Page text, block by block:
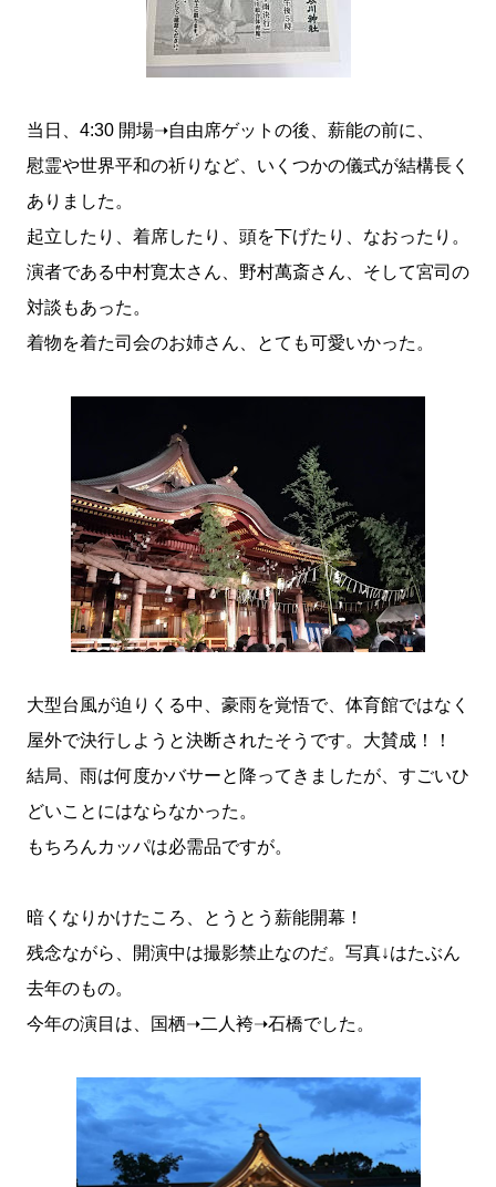
当日、4:30 開場➝自由席ゲットの後、薪能の前に、
慰霊や世界平和の祈りなど、いくつかの儀式が結構長く
ありました。
起立したり、着席したり、頭を下げたり、なおったり。
演者である中村寛太さん、野村萬斎さん、そして宮司の
対談もあった。
着物を着た司会のお姉さん、とても可愛いかった。
大型台風が迫りくる中、豪雨を覚悟で、体育館ではなく
屋外で決行しようと決断されたそうです。大賛成！！
結局、雨は何度かバサーと降ってきましたが、すごいひ
どいことにはならなかった。
もちろんカッパは必需品ですが。
暗くなりかけたころ、とうとう薪能開幕！
残念ながら、開演中は撮影禁止なのだ。写真↓はたぶん
去年のもの。
今年の演目は、国栖➝二人袴➝石橋でした。